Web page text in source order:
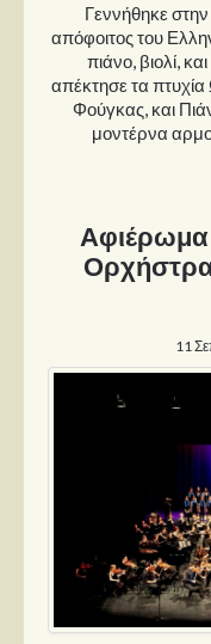
Γεννήθηκε
απόφοιτος του
πιάνο, βιολί,
απέκτησε τα πτυχία
Φούγκας, και
μοντέρνα
11